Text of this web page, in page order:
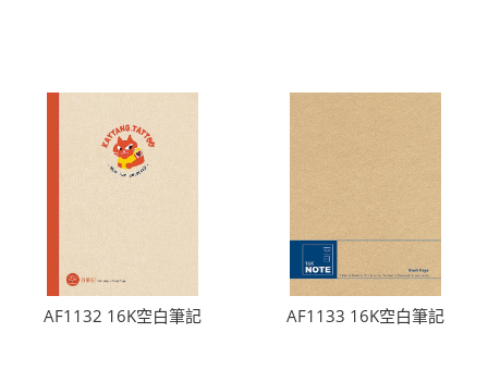
AF1132 16K空白筆記 AF1133 16K空白筆記